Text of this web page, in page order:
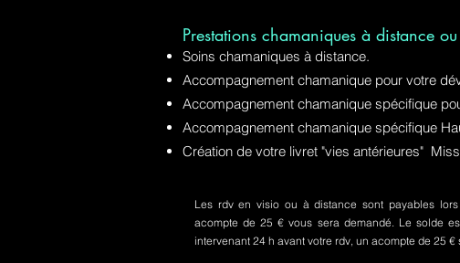
Prestations chamaniques à distance
Soins chamaniques à distance.
Accompagnement chamanique pour votre
Accompagnement chamanique spécifique
Accompagnement chamanique spécifique
Création de votre livret "vies antérieures"
Les rdv en visio ou à distance sont payables
acompte de 25 € vous sera demandé. Le solde
intervenant 24 h avant votre rdv, un acompte de 25